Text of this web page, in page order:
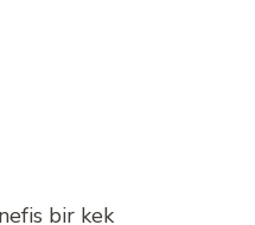
bir kek